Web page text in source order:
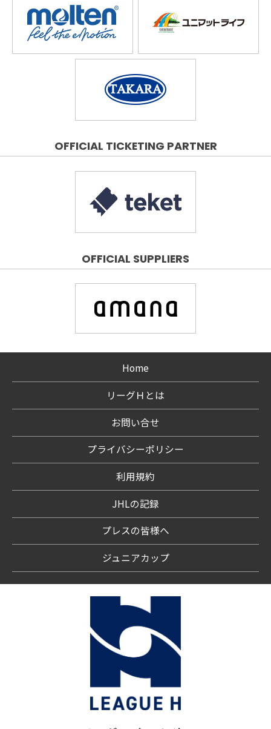
OFFICIAL TICKETING PARTNER
OFFICIAL SUPPLIERS
Home
リーグＨとは
お問い合せ
プライバシーポリシー
利用規約
JHLの記録
プレスの皆様へ
ジュニアカップ